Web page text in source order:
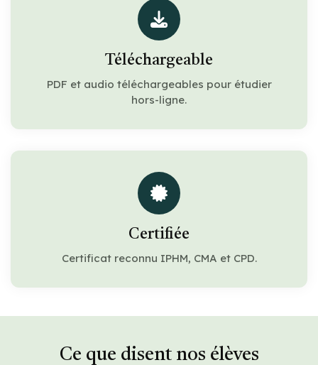
Téléchargeable
PDF et audio téléchargeables pour étudier
hors-ligne.
Certifiée
Certificat reconnu IPHM, CMA et CPD.
Ce que disent nos élèves